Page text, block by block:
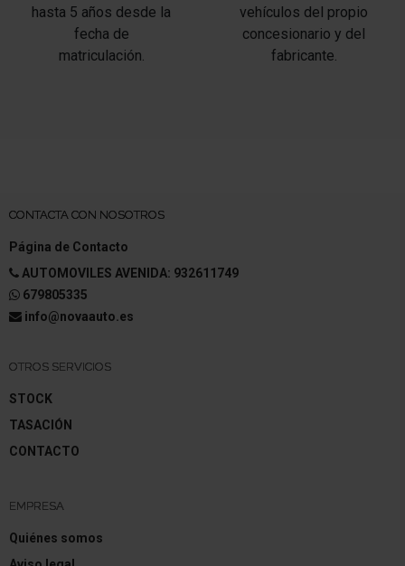
hasta 5 años desde la
fecha de
matriculación.
vehículos del propio
concesionario y del
fabricante.
CONTACTA CON NOSOTROS
Página de Contacto
AUTOMOVILES AVENIDA: 932611749
679805335
info@novaauto.es
OTROS SERVICIOS
STOCK
TASACIÓN
CONTACTO
EMPRESA
Quiénes somos